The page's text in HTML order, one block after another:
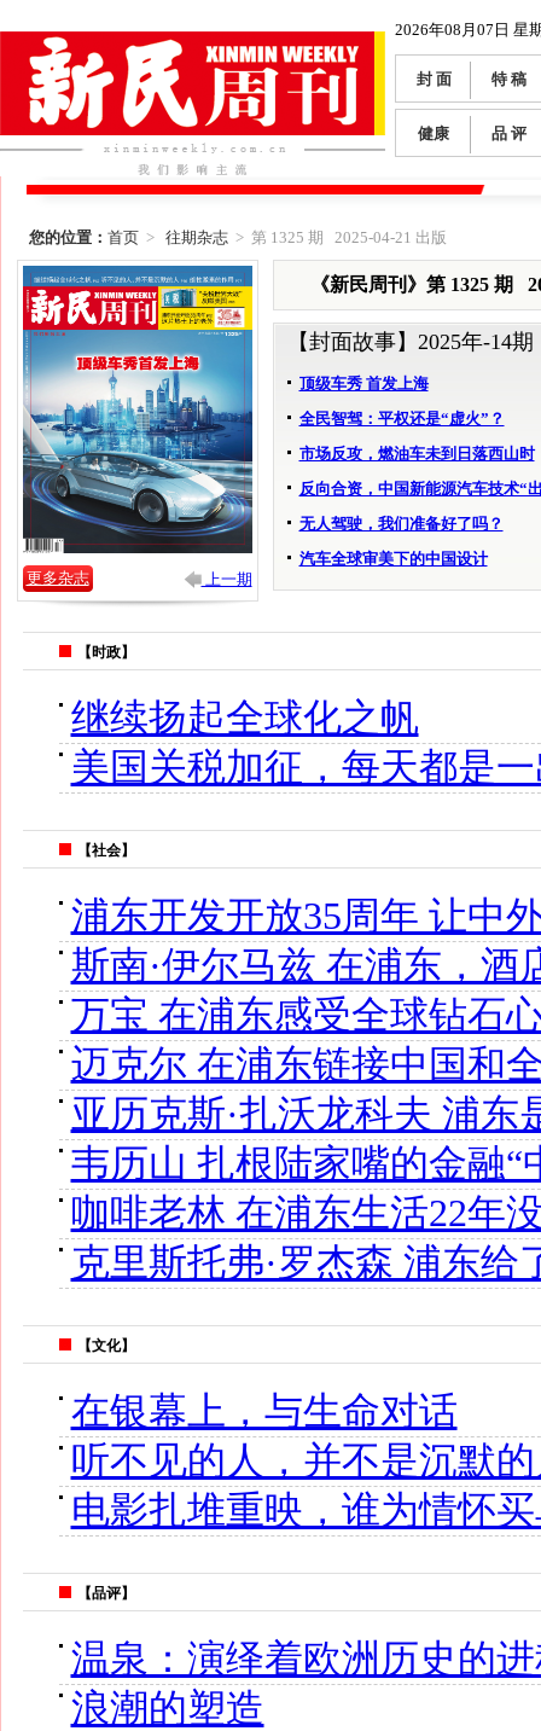
2026年08月07日 星
封 面 特 稿
健康 品 评
您的位置： 首页> 往期杂志> 第 1325 期 2025-04-21 出版
更多杂志 上一期
《新民周刊》第 1325 期
【封面故事】 2025年-14期
顶级车秀 首发上海
全民智驾：平权还是“虚火”？
市场反攻，燃油车未到日落西山时
反向合资，中国新能源汽车技术“
无人驾驶，我们准备好了吗？
汽车全球审美下的中国设计
【时政】
继续扬起全球化之帆
美国关税加征，每天都是
【社会】
浦东开发开放35周年 让中
斯南·伊尔马兹 在浦东，酒
万宝 在浦东感受全球钻石
迈克尔 在浦东链接中国和
亚历克斯·扎沃龙科夫 浦
韦历山 扎根陆家嘴的金融“
咖啡老林 在浦东生活22年
克里斯托弗·罗杰森 浦东给
【文化】
在银幕上，与生命对话
听不见的人，并不是沉默
电影扎堆重映，谁为情怀
【品评】
温泉：演绎着欧洲历史的
浪潮的塑造